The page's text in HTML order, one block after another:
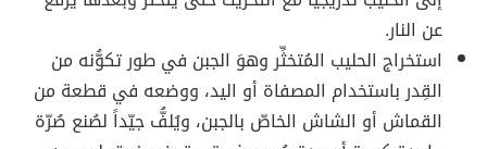
عن النار.
استخراج الحليب المُتخثِّر وهوَ الجبن في طور تكوُّنه من
القِدر باستخدام المصفاة أو اليد، ووضعه في قطعة من
القماش أو الشاش الخاصّ بالجبن، ويُلفُّ جيّداً لصُنع صُرّة